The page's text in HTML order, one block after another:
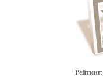
Рейтинг: